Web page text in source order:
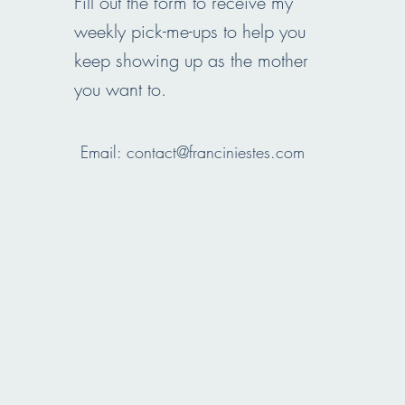
weekly pick-me-ups to help you
keep showing up as the mother
you want to.
Email:contact@franciniestes.com